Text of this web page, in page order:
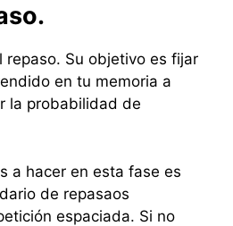
repaso. Su objetivo es fijar
en tu memoria a
la probabilidad de
a hacer en esta fase es
de repasaos
espaciada. Si no